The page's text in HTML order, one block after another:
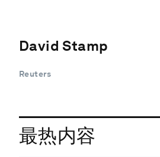
David Stamp
Reuters
最热内容